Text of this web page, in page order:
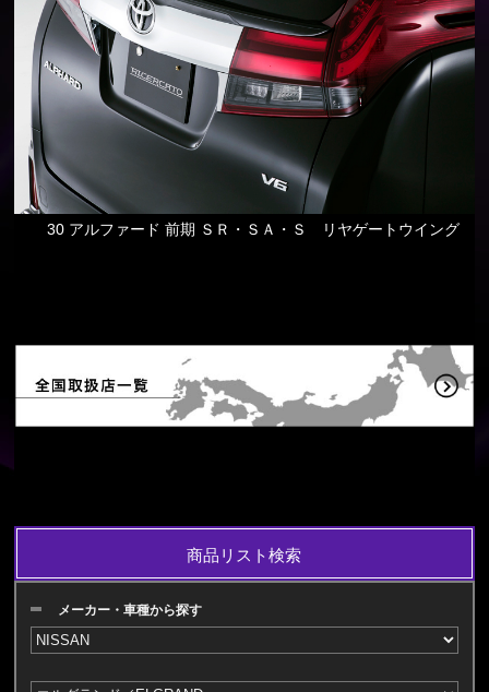
30 アルファード 前期 ＳＲ・ＳＡ・Ｓ リヤゲートウイング
商品リスト検索
メーカー・車種から探す